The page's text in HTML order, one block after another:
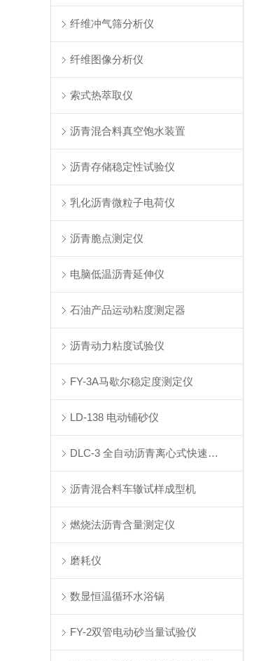
纤维冲气筛分析仪
纤维图像分析仪
索式热萃取仪
沥青混合料真空饱水装置
沥青存储稳定性试验仪
乳化沥青微粒子电荷仪
沥青脆点测定仪
电脑低温沥青延伸仪
石油产品运动粘度测定器
沥青动力粘度试验仪
FY-3A马歇尔稳定度测定仪
LD-138 电动铺砂仪
DLC-3 全自动沥青离心式快速抽提仪
沥青混合料车辙试样成型机
燃烧法沥青含量测定仪
磨耗仪
数显恒温循环水浴锅
FY-2双管电动砂当量试验仪